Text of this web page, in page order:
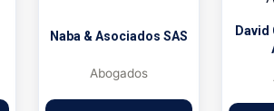
Naba & Asociados SAS
Abogados